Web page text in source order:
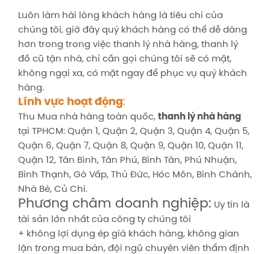
Luôn làm hài lòng khách hàng là tiêu chí của
chúng tôi, giờ đây quý khách hàng có thể dễ dàng
hơn trong trong việc thanh lý nhà hàng, thanh lý
đồ cũ tận nhà, chỉ cần gọi chúng tôi sẽ có mặt,
không ngại xa, có mặt ngay để phục vụ quý khách
hàng.
Lĩnh vực hoạt động:
Thu Mua nhà hàng toàn quốc, thanh lý nhà hàng
tại TPHCM: Quận 1, Quận 2, Quận 3, Quận 4, Quận 5,
Quận 6, Quận 7, Quận 8, Quận 9, Quận 10, Quận 11,
Quận 12, Tân Bình, Tân Phú, Bình Tân, Phú Nhuận,
Bình Thạnh, Gò Vấp, Thủ Đức, Hóc Môn, Bình Chánh,
Nhà Bè, Củ Chi.
Phương châm doanh nghiệp: Uy tín là
tài sản lớn nhất của công ty chúng tôi
+ không lợi dụng ép giá khách hàng, không gian
lận trong mua bán, đội ngũ chuyên viên thẩm định